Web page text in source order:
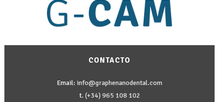
CONTACTO
Email: info@graphenanodental.com
t. (+34) 965 108 102